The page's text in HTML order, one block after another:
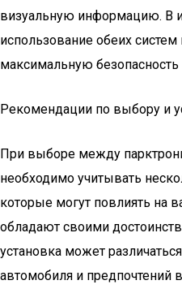
визуальную информацию. В
использование обеих
максимальную
Рекомендации по выбору и
При выборе между
необходимо учитывать
которые могут повлиять на
обладают своими
установка может
автомобиля и предпочтений